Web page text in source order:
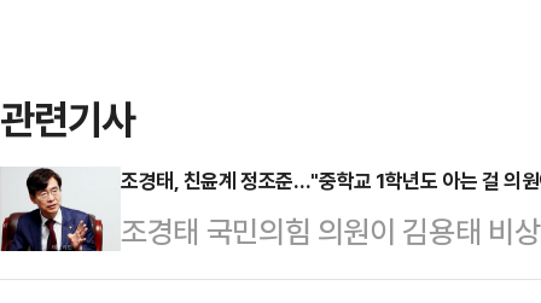
관련기사
조경태, 친윤계 정조준…"중학교 1학년도 아는 걸 의
조경태 국민의힘 의원이 김용태 비
추진에 반발하는 친윤(윤석열)계